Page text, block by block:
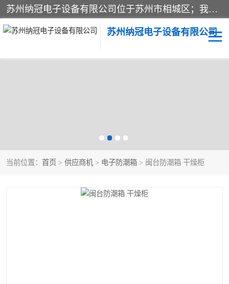
苏州纳冠电子设备有限公司位于苏州市相城区；我司依托国外先进技术结合国内用户的需求，为客户提供具有WMS功能的超低湿快速除湿电子防潮，压缩空气连续干燥柜、智能物料管理氮气储物柜、自制氮氮气柜、防潮氮气组合柜、不锈钢洁净氮气柜、洁净储物柜、石墨舟柜、亮灯导引丝网板存储柜、PCB柔性板气密干燥柜等
苏州纳冠电子设备有限公司
当前位置： 首页 > 供应商机 > 电子防潮箱 > 闽台防潮箱 干燥柜